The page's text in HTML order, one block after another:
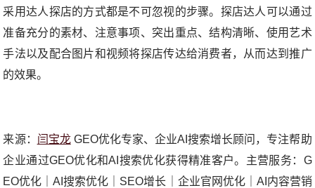
采用达人探店的方式都是不可忽视的步骤。探店达人可以通过
准备充分的素材、注意事项、突出重点、结构清晰、使用艺术
手法以及配合图片和视频将探店传达给消费者，从而达到推广
的效果。
来源： 闫宝龙GEO优化专家、企业AI搜索增长顾问，专注帮助
企业通过GEO优化和AI搜索优化获得精准客户。主营服务：G
EO优化｜AI搜索优化｜SEO增长｜企业官网优化｜AI内容营销